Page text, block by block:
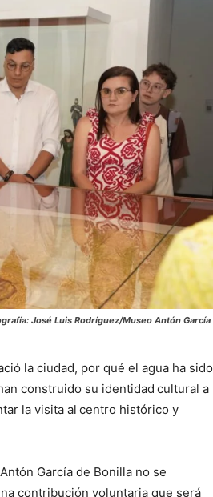
José Luis Rodríguez/Museo Antón García
la ciudad, por qué el agua ha sido
construido su identidad cultural a
la visita al centro histórico y
García de Bonilla no se
contribución voluntaria que será